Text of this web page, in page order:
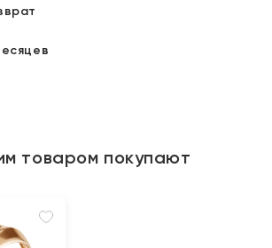
товаром покупают